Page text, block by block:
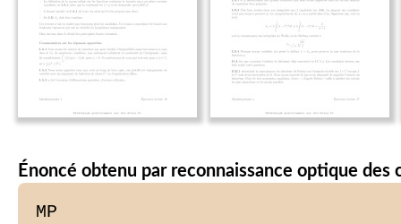
Énoncé obtenu par reconnaissance optique des
MP